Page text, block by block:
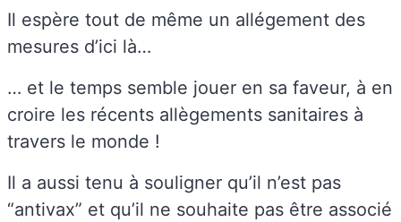
Il espère tout de même un allégement des
mesures d’ici là…
… et le temps semble jouer en sa faveur, à en
croire les récents allègements sanitaires à
travers le monde !
Il a aussi tenu à souligner qu’il n’est pas
“antivax” et qu’il ne souhaite pas être associé